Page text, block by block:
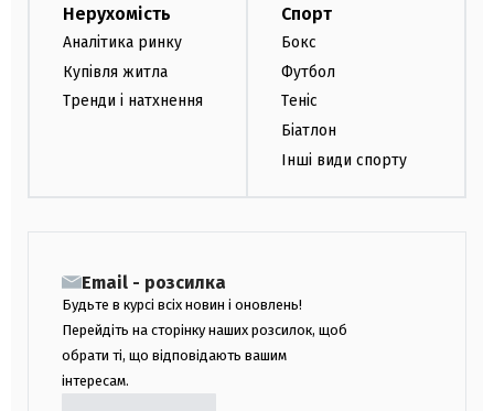
Нерухомість
Аналітика ринку
Купівля житла
Тренди і натхнення
Спорт
Бокс
Футбол
Теніс
Біатлон
Інші види спорту
Email - розсилка
Будьте в курсі всіх новин і оновлень!
Перейдіть на сторінку наших розсилок, щоб
обрати ті, що відповідають вашим
інтересам.